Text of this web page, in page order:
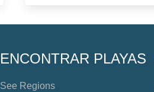
ENCONTRAR PLAYAS
See Regions